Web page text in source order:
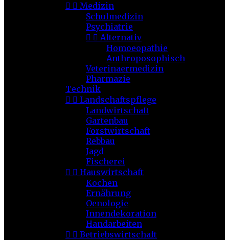
  Medizin
Schulmedizin
Psychiatrie
  Alternativ
Homoeopathie
Anthroposophisch
Veterinaermedizin
Pharmazie
Technik
  Landschaftspflege
Landwirtschaft
Gartenbau
Forstwirtschaft
Rebbau
Jagd
Fischerei
  Hauswirtschaft
Kochen
Ernährung
Oenologie
Innendekoration
Handarbeiten
  Betriebswirtschaft